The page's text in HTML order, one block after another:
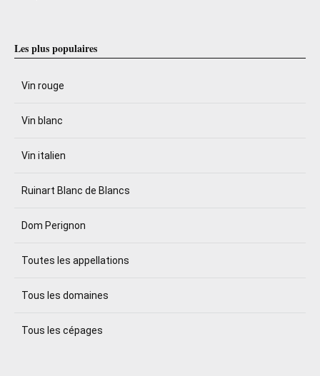
Les plus populaires
Vin rouge
Vin blanc
Vin italien
Ruinart Blanc de Blancs
Dom Perignon
Toutes les appellations
Tous les domaines
Tous les cépages